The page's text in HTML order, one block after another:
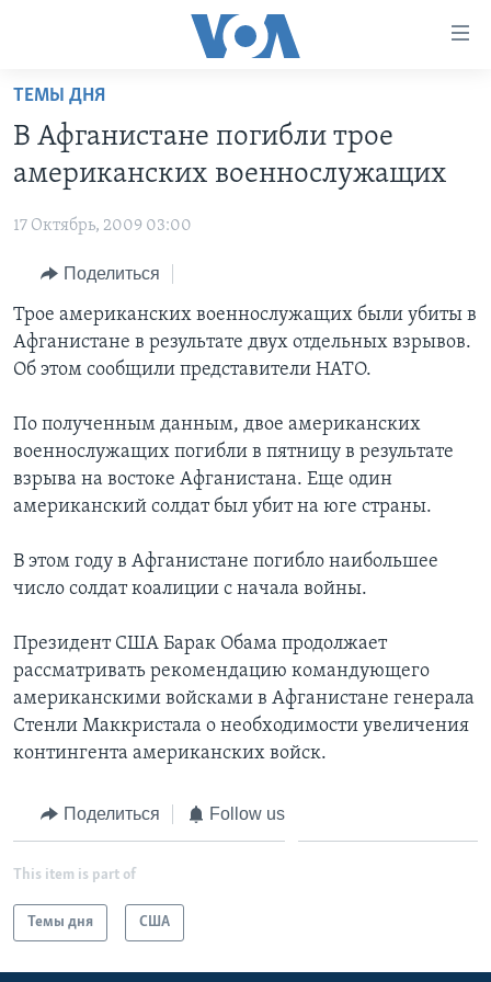
Перейти
основной
контент
Перейти
навигации
Перейти
поиск
ГЛАВНОЕ
ПРОГРАММЫ
НОВОСТИ ЗА МИНУТУ
ИТОГИ
ПОЧЕМУ ЭТО ВАЖНО?
ДИСКУССИЯ VOA
НЬЮ-ЙОРК NEW YORK
АМЕРИКА. БОЛЬШОЕ ПУТЕШЕСТВИЕ
ПРОЕКТЫ
УЧИМ АНГЛИЙСКИЙ
НАША АМЕРИКАНСКАЯ ИСТОРИЯ
А КАК В АМЕРИКЕ?
ТЕСТЫ
ЭКСПЕРТИЗА
ИНТЕРВЬЮ
ФАКТЫ ПРОТИВ ФЕЙКОВ
ЗА СВОБОДУ ПРЕССЫ
ВИДЕО
ПОДПИСКА НА НОВОСТИ
СОЦИАЛЬНЫЕ СЕТИ
Языки
ТЕМЫ ДНЯ
В Афганистане погибли трое
американских военнослужащих
17 Октябрь, 2009 03:00
Поделиться
Трое американских военнослужащих были убиты в
Афганистане в результате двух отдельных взрывов.
Об этом сообщили представители НАТО.
По полученным данным, двое американских
военнослужащих погибли в пятницу в результате
взрыва на востоке Афганистана. Еще один
американский солдат был убит на юге страны.
В этом году в Афганистане погибло наибольшее
число солдат коалиции с начала войны.
Президент США Барак Обама продолжает
рассматривать рекомендацию командующего
американскими войсками в Афганистане генерала
Стенли Маккристала о необходимости увеличения
контингента американских войск.
Поделиться Follow us
This item is part of
Темы дня США